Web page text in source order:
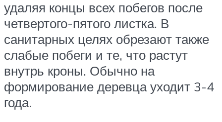
удаляя концы всех побегов после
четвертого-пятого листка. В
санитарных целях обрезают также
слабые побеги и те, что растут
внутрь кроны. Обычно на
формирование деревца уходит 3-4
года.